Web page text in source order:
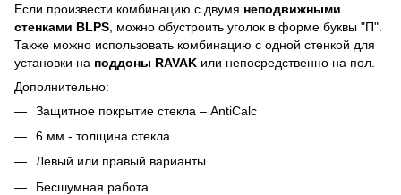
Если произвести комбинацию с двумя неподвижными
стенками BLPS , можно обустроить уголок в форме буквы "П".
Также можно использовать комбинацию с одной стенкой для
установки на поддоны RAVAK или непосредственно на пол.
Дополнительно:
Защитное покрытие стекла – AntiCalc
6 мм - толщина стекла
Левый или правый варианты
Бесшумная работа